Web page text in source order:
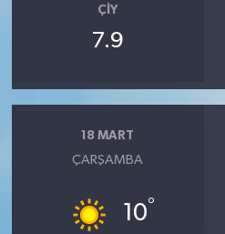
ÇIY
7.9
18 MART
ÇARŞAMBA
10°